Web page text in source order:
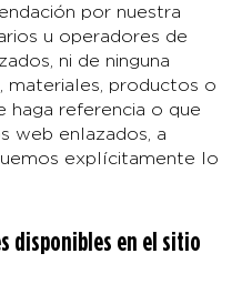
por nuestra
u operadores de
ni de ninguna
materiales, productos o
haga referencia o que
web enlazados, a
explícitamente lo
disponibles en el sitio